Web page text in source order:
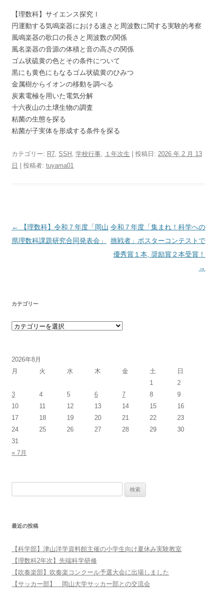
【理数科】サイエンス探究Ⅰ
円運動する気鳴楽器における速さと周波数に関する実験的考察
風鳴楽器の歌口の長さと周波数の関係
風名楽器の音源の体積と音の高さの関係
ゴム状硫黄の色とその条件について
黒にも黄色にもなるゴム状硫黄のひみつ
金属樹からイオンの移動を調べる
炭素電極を用いた電気分解
十六夜山の土壌生物の調査
粘菌の生態を探る
粘菌が子実体を形成する条件を探る
カテゴリー: R7 SSH 学校行事 １年次生 | 投稿日: 2026 年 2 月 13
日
投稿者: tuyama01
投稿ナビゲーション
←
【理数科】令和７年度「岡山
県理数科課題研究合同発表会」
令和７年度「集まれ！科学への
挑戦者」ポスターコンテストで
優秀賞１本, 奨励賞２本受賞！
→
カテゴリー
カテゴリー
2026年8月
月
火 水 木 金 土 日
« 7月
1
2
3
4 5 6 7 8
9
10
11 12 13 14 15
16
17
18 19 20 21 22
23
24
25 26 27 28 29
30
31
最近の投稿
【科学部】津山洋学資料館主催の小学生向け夏休み実験教室
【理数科2年次】先端科学研修
【吹奏楽部】吹奏楽コンクール予選大会に出場しました
【サッカー部】 岡山大学サッカー部との交流会